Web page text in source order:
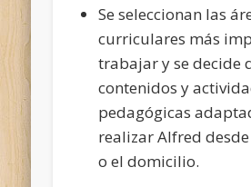
Se seleccionan las
curriculares más
trabajar y se decide
contenidos y
pedagógicas
realizar Alfred
o el domicilio.